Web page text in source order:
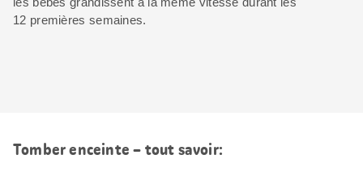
12 premières semaines.
Tomber enceinte – tout savoir: